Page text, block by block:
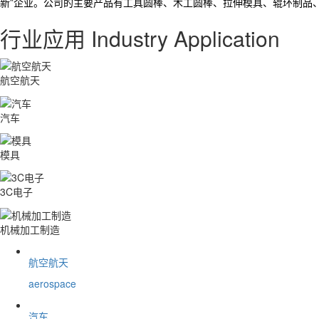
行业应用 Industry Application
航空航天
汽车
模具
3C电子
机械加工制造
航空航天
aerospace
汽车